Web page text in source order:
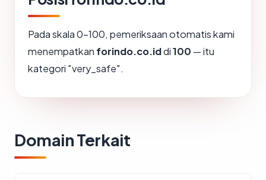
Pada skala 0-100, pemeriksaan otomatis kami
menempatkan forindo.co.iddi100 — itu
kategori "very_safe".
Domain Terkait